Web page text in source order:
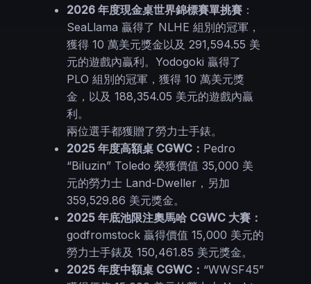
2026 年度現金桌世界錦標賽單挑賽 ：
SeaLlama 贏得了 NLHE 組別的冠軍，
獲得 10 萬美元獎金以及 291,594.55 美
元的遊戲內贏利。Yodogoki 贏得了
PLO 組別的冠軍，獲得 10 萬美元獎
金，以及 188,354.05 美元的遊戲內贏
利。
兩位選手都獲贈了勞力士手錶。
2025 年度高額桌 CGWC： Pedro
“Biluzin” Toledo 榮獲價值 35,000 美
元的勞力士 Land-Dweller，另加
359,529.86 美元獎金。
2025 年底池限注奧馬哈 CGWC 大賽：
godfromstock 贏得價值 15,000 美元的
勞力士手錶及 150,461.85 美元獎金。
2025 年度中額桌 CGWC： “WWSF45”